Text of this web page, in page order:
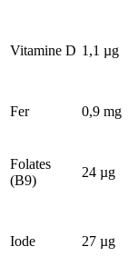
Vitamine D 1,1 µg
Fer 0,9 mg
Folates
(B9)
24 µg
Iode 27 µg